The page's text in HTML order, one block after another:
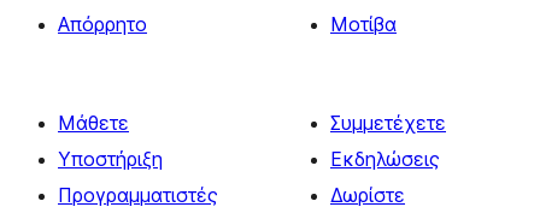
Απόρρητο
Μοτίβα
Μάθετε
Υποστήριξη
Προγραμματιστές
Συμμετέχετε
Εκδηλώσεις
Δωρίστε